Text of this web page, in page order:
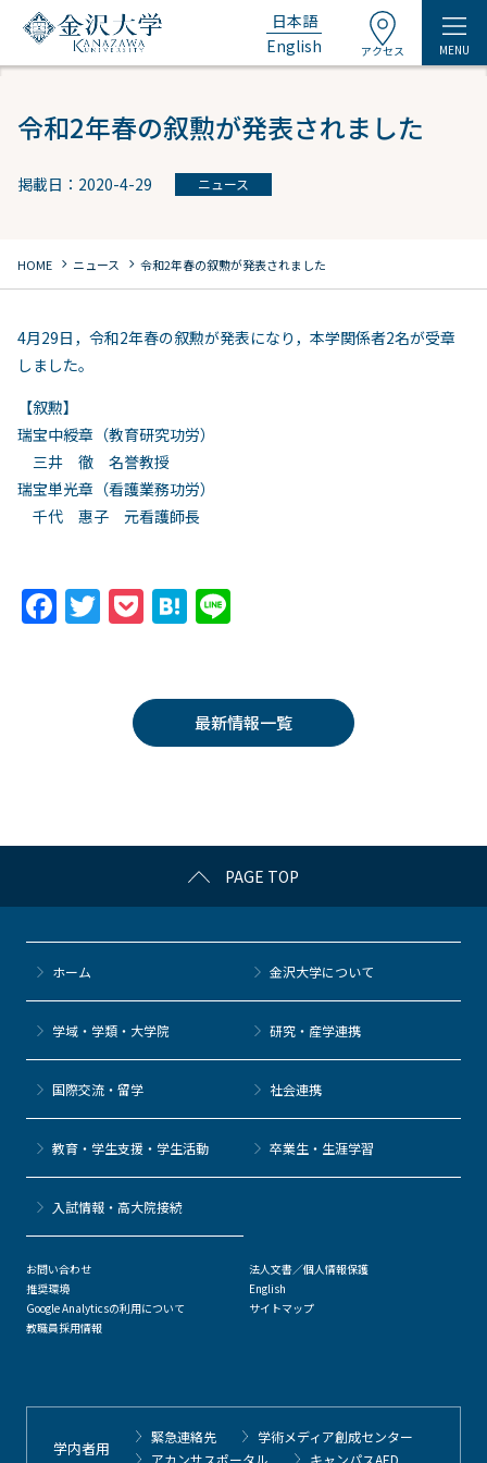
日本語
English
アクセス MENU
令和2年春の叙勲が発表されました
掲載日：2020-4-29 ニュース
HOME chevron_right ニュース chevron_right 令和2年春の叙勲が発表されました
4月29日，令和2年春の叙勲が発表になり，本学関係者2名が受章
しました。
【叙勲】
瑞宝中綬章（教育研究功労）
三井 徹 名誉教授
瑞宝単光章（看護業務功労）
千代 惠子 元看護師長
F
k
T
er
P
k
et
H
n
a
最新情報一覧
PAGE TOP
ホーム 金沢大学について
学域・学類・大学院 研究・産学連携
国際交流・留学 社会連携
教育・学生支援・学生活動 卒業生・生涯学習
⼊試情報・高大院接続
お問い合わせ
推奨環境
Google Analyticsの利用について
教職員採用情報
法人文書／個人情報保護
English
サイトマップ
学内者用
緊急連絡先
学術メディア創成センター